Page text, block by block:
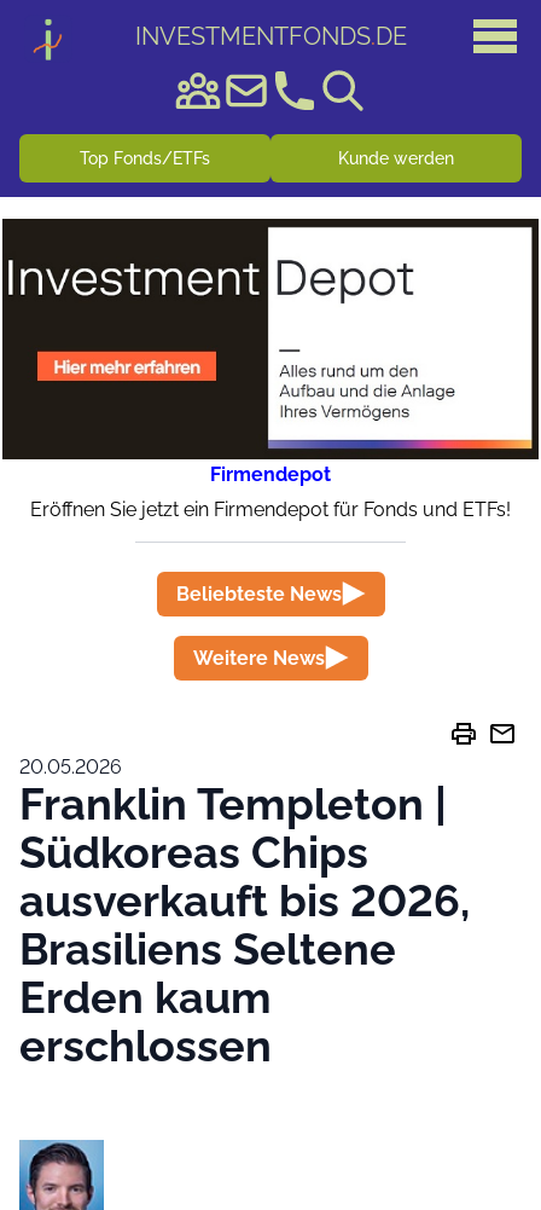
INVESTMENTFONDS.DE
Top Fonds/ETFs Kunde werden
Firmendepot
Eröffnen Sie jetzt ein Firmendepot für Fonds und ETFs!
Beliebteste News
Weitere News
print mail
20.05.2026
Franklin Templeton |
Südkoreas Chips
ausverkauft bis 2026,
Brasiliens Seltene
Erden kaum
erschlossen